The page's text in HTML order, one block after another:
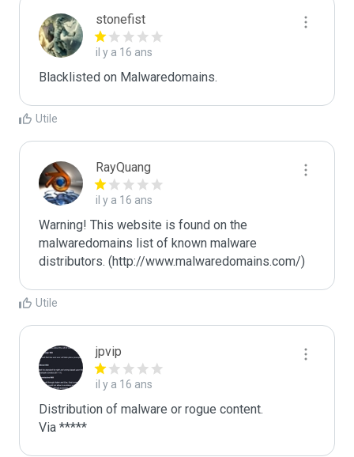
stonefist
il y a 16 ans
Blacklisted on Malwaredomains.
Utile
RayQuang
il y a 16 ans
Warning! This website is found on the
malwaredomains list of known malware
distributors. (http://www.malwaredomains.com/)
Utile
jpvip
il y a 16 ans
Distribution of malware or rogue content.
Via *****